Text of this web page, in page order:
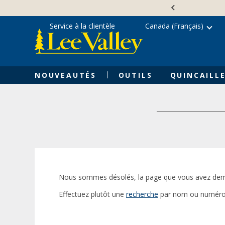
content
NOUVEAUTÉS OUTILS
Service à la clientèle Canada (Français)
Nous sommes désolés, la page que vous avez
Effectuez plutôt une recherche par nom ou